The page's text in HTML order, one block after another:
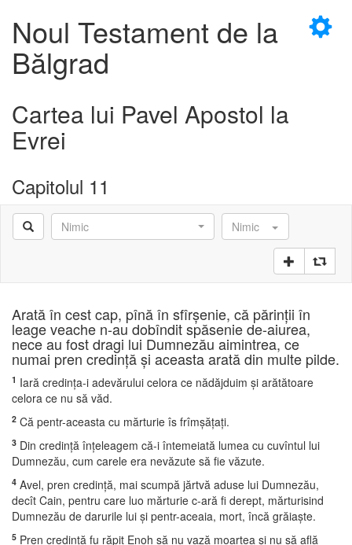
×
Noul Testament de la
Bălgrad
Cartea lui Pavel Apostol la
Evrei
Capitolul 11
Nimic Nimic
Arată în cest cap, pînă în sfîrşenie, că părinţii în
leage veache n-au dobîndit spăsenie de-aiurea,
nece au fost dragi lui Dumnezău aimintrea, ce
numai pren credinţă şi aceasta arată din multe pilde.
1 Iară credinţa-i adevărului celora ce nădăjduim şi arătătoare
celora ce nu să văd.
2 Că pentr-aceasta cu mărturie îs frîmşăţaţi.
3 Din credinţă înţeleagem că-i întemeiată lumea cu cuvîntul lui
Dumnezău, cum carele era nevăzute să fie văzute.
4 Avel, pren credinţă, mai scumpă jărtvă aduse lui Dumnezău,
decît Cain, pentru care luo mărturie c-ară fi derept, mărturisind
Dumnezău de darurile lui şi pentr-aceaia, mort, încă grăiaşte.
5 Pren credinţă fu răpit Enoh să nu vază moartea şi nu să află